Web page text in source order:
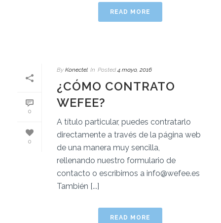
READ MORE
0
0
By Konectel In Posted 4 mayo, 2016
¿CÓMO CONTRATO
WEFEE?
A título particular, puedes contratarlo
directamente a través de la página web
de una manera muy sencilla,
rellenando nuestro formulario de
contacto o escribirnos a info@wefee.es
También [...]
READ MORE